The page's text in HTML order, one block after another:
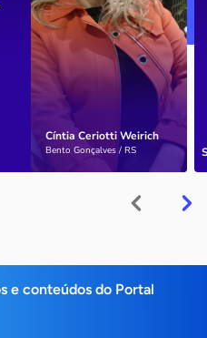
Cíntia Ceriotti Weirich
Bento Gonçalves / RS
e conteúdos do Portal